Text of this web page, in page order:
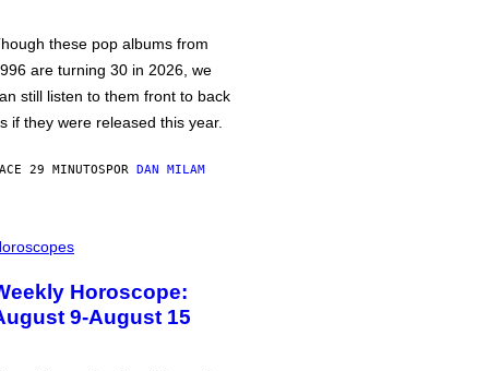
these pop albums from
are turning 30 in 2026, we
still listen to them front to back
if they were released this year.
29 MINUTOSPOR DAN MILAM
Horoscope:
9-August 15